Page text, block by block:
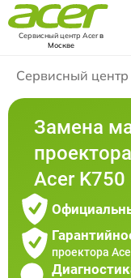
Сервисный центр Acerв
Москве
Сервисный
Замена
проектора
Acer K750
проектора